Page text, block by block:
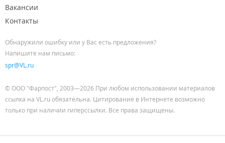
Вакансии
Контакты
Обнаружили ошибку или у Вас есть предложения?
Напишите нам письмо:
spr@VL.ru
© ООО "Фарпост", 2003—2026 При любом использовании материалов
ссылка на VL.ru обязательна. Цитирование в Интернете возможно
только при наличии гиперссылки. Все права защищены.